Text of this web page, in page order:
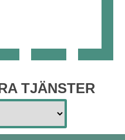
TJÄNSTER